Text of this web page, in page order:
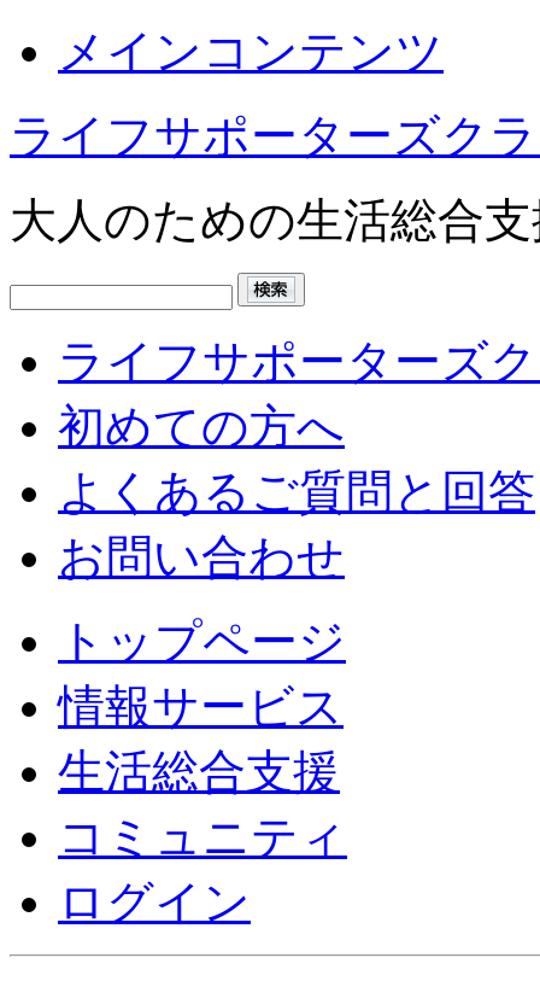
メインコンテンツ
ライフサポーターズク
大人のための生活総合
ライフサポーターズ
初めての方へ
よくあるご質問と回答
お問い合わせ
トップページ
情報サービス
生活総合支援
コミュニティ
ログイン